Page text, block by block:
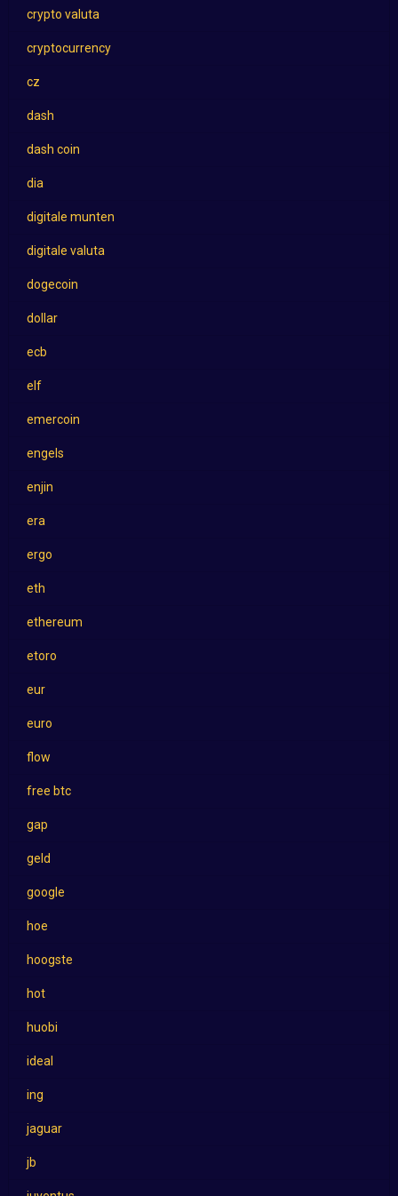
crypto valuta
cryptocurrency
cz
dash
dash coin
dia
digitale munten
digitale valuta
dogecoin
dollar
ecb
elf
emercoin
engels
enjin
era
ergo
eth
ethereum
etoro
eur
euro
flow
free btc
gap
geld
google
hoe
hoogste
hot
huobi
ideal
ing
jaguar
jb